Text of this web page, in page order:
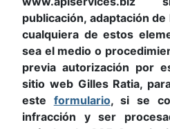
publicación, adaptación
cualquiera de estos
sea el medio o
previa autorización por
sitio web Gilles Ratia,
este formulario, si se
infracción y ser